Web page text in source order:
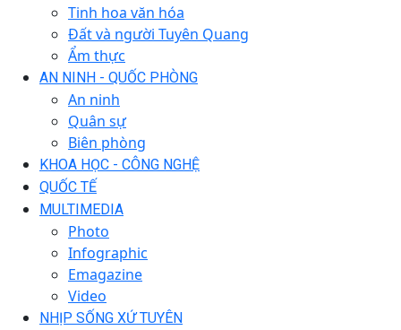
Tinh hoa văn hóa
Đất và người Tuyên Quang
Ẩm thực
AN NINH - QUỐC PHÒNG
An ninh
Quân sự
Biên phòng
KHOA HỌC - CÔNG NGHỆ
QUỐC TẾ
MULTIMEDIA
Photo
Infographic
Emagazine
Video
NHỊP SỐNG XỨ TUYÊN